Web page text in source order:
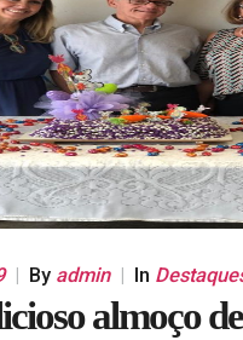
By admin In
almoço